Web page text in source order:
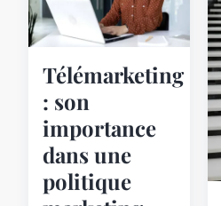
Télémarketing
: son
importance
dans une
politique